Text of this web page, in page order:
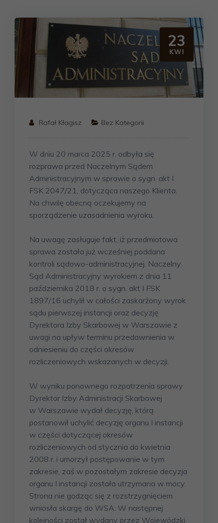
23
KWI
Rafał Kłagisz Bez Kategorii
W dniu 20 marca 2025 r. odbyła się
rozprawa przed Naczelnym Sądem
Administracyjnym w sprawie o sygn. akt I
FSK 2047/21, dotycząca naszego Klienta.
Na chwilę obecną oczekujemy na
sporządzenie uzasadnienia wyroku.
Na uwagę zasługuje fakt, iż przedmiotowa
sprawa została już wcześniej poddana
kontroli sądowo-administracyjnej. Naczelny
Sąd Administracyjny wyrokiem z dnia 11
października 2018 r. o sygn. akt I FSK
1897/16 uchylił w całości zaskarżony wyrok
sądu pierwszej instancji oraz decyzję
Dyrektora Izby Skarbowej w Warszawie z
uwagi na upływ terminu przedawnienia w
odniesieniu do części okresów
rozliczeniowych wskazanych w decyzji.
W wyniku ponownego rozpatrzenia sprawy
Dyrektor Izby Administracji Skarbowej
w Warszawie wydał decyzję, którą
postanowił uchylić decyzję organu I instancji
w części dotyczącej okresów
rozliczeniowych od stycznia do kwietnia
2008 r. i umorzył postępowanie w tym
zakresie, zaś w pozostałym zakresie decyzja
organu I instancji została utrzymana w mocy.
Strona nie godząc się z rozstrzygnięciem
wniosła skargę do WSA. W następnej
kolejności został wydany przez Wojewódzki